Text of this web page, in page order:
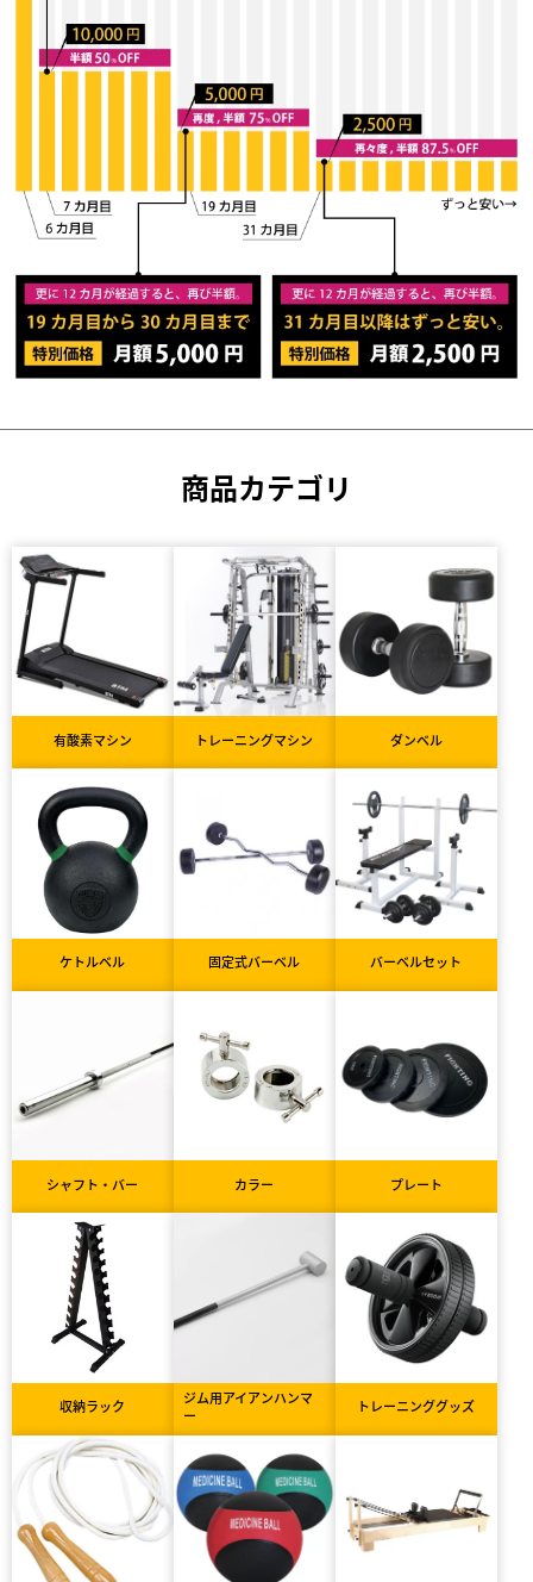
商品カテゴリ
有酸素マシン トレーニングマシン ダンベル
ケトルベル 固定式バーベル バーベルセット
シャフト・バー カラー プレート
収納ラック
ジム用アイアンハンマ
ー
トレーニンググッズ